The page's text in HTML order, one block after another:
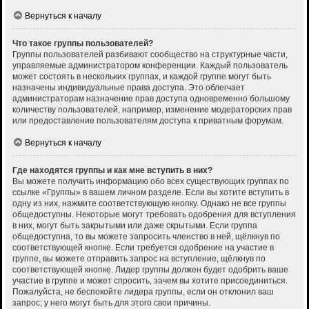
Вернуться к началу
Что такое группы пользователей?
Группы пользователей разбивают сообщество на структурные части,
управляемые администратором конференции. Каждый пользователь
может состоять в нескольких группах, и каждой группе могут быть
назначены индивидуальные права доступа. Это облегчает
администраторам назначение прав доступа одновременно большому
количеству пользователей, например, изменение модераторских прав
или предоставление пользователям доступа к приватным форумам.
Вернуться к началу
Где находятся группы и как мне вступить в них?
Вы можете получить информацию обо всех существующих группах по
ссылке «Группы» в вашем личном разделе. Если вы хотите вступить в
одну из них, нажмите соответствующую кнопку. Однако не все группы
общедоступны. Некоторые могут требовать одобрения для вступления
в них, могут быть закрытыми или даже скрытыми. Если группа
общедоступна, то вы можете запросить членство в ней, щёлкнув по
соответствующей кнопке. Если требуется одобрение на участие в
группе, вы можете отправить запрос на вступление, щёлкнув по
соответствующей кнопке. Лидер группы должен будет одобрить ваше
участие в группе и может спросить, зачем вы хотите присоединиться.
Пожалуйста, не беспокойте лидера группы, если он отклонил ваш
запрос; у него могут быть для этого свои причины.